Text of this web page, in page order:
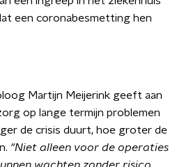
een coronabesmetting hen
Martijn Meijerink geeft aan
op lange termijn problemen
de crisis duurt, hoe groter de
"Niet alleen voor de operaties